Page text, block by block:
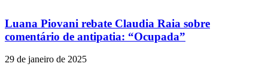
Luana Piovani rebate Claudia Raia sobre
comentário de antipatia: “Ocupada”
29 de janeiro de 2025